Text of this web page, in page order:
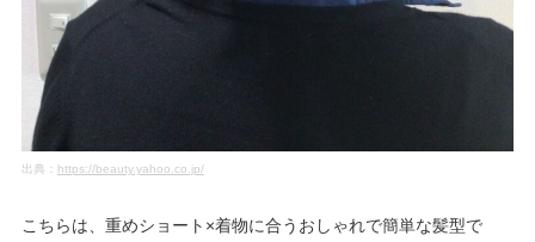
出典： https://beauty.yahoo.co.jp/
こちらは、重めショート×着物に合うおしゃれで簡単な髪型で